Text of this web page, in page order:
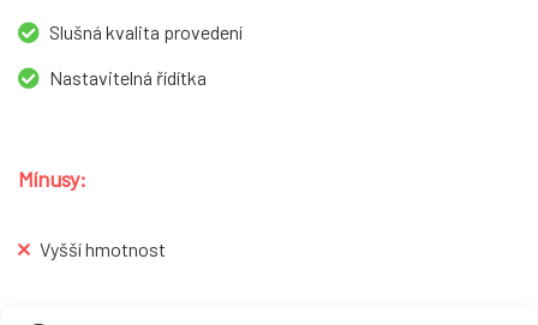
Slušná kvalita provedení
Nastavitelná řídítka
Mínusy:
Vyšší hmotnost